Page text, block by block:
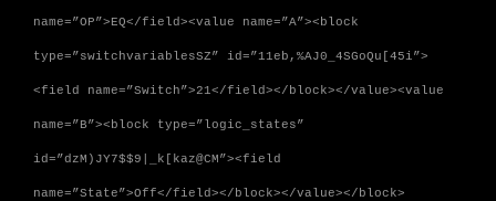
name=”OP”>EQ</field><value name=”A”><block
type=”switchvariablesSZ” id=”11eb,%AJ0_4SGoQu[45i”>
<field name=”Switch”>21</field></block></value><value
name=”B”><block type=”logic_states”
id=”dzM)JY7$$9|_k[kaz@CM”><field
name=”State”>Off</field></block></value></block>